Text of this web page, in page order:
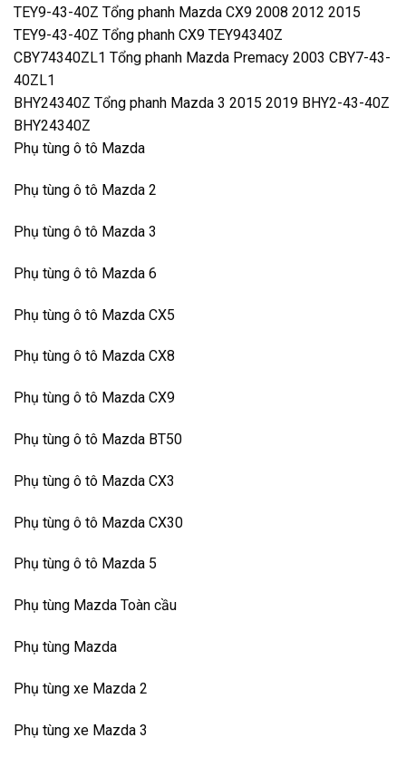
TEY9-43-40Z Tổng phanh Mazda CX9 2008 2012 2015
TEY9-43-40Z Tổng phanh CX9 TEY94340Z
CBY74340ZL1 Tổng phanh Mazda Premacy 2003 CBY7-43-
40ZL1
BHY24340Z Tổng phanh Mazda 3 2015 2019 BHY2-43-40Z
BHY24340Z
Phụ tùng ô tô Mazda
Phụ tùng ô tô Mazda 2
Phụ tùng ô tô Mazda 3
Phụ tùng ô tô Mazda 6
Phụ tùng ô tô Mazda CX5
Phụ tùng ô tô Mazda CX8
Phụ tùng ô tô Mazda CX9
Phụ tùng ô tô Mazda BT50
Phụ tùng ô tô Mazda CX3
Phụ tùng ô tô Mazda CX30
Phụ tùng ô tô Mazda 5
Phụ tùng Mazda Toàn cầu
Phụ tùng Mazda
Phụ tùng xe Mazda 2
Phụ tùng xe Mazda 3